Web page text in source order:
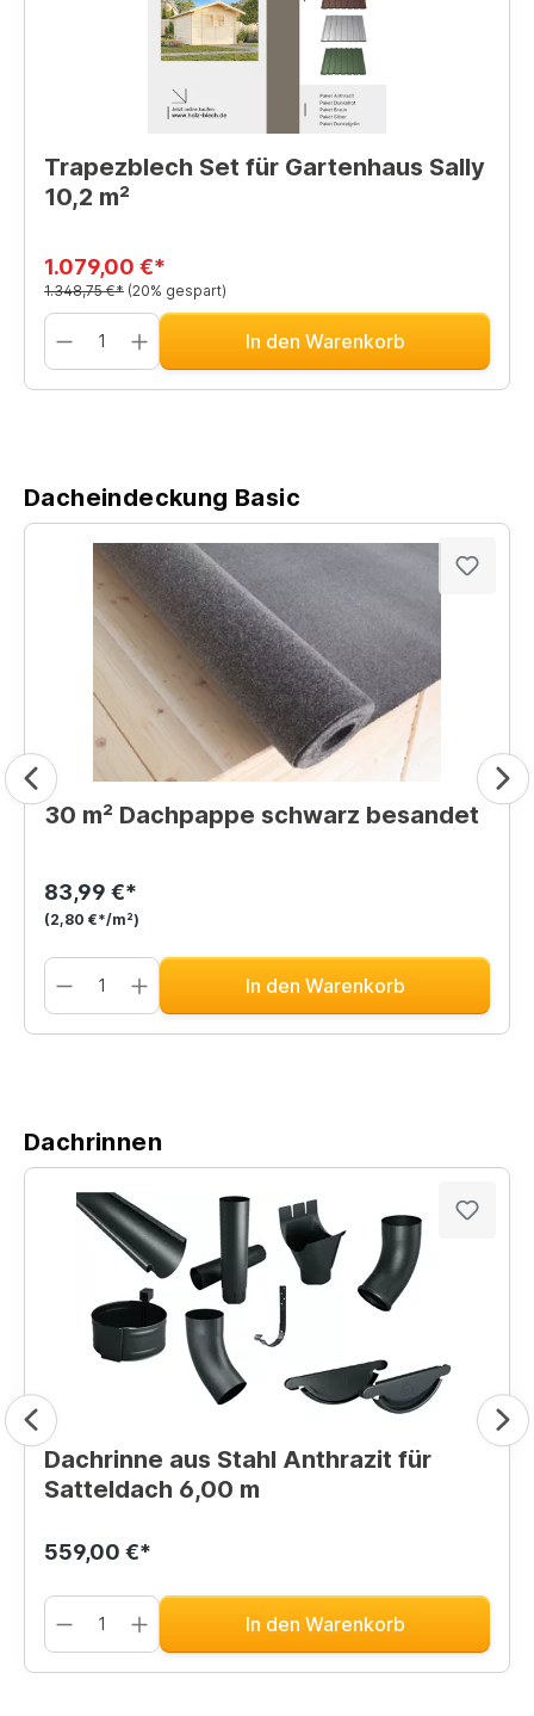
Trapezblech Set für Gartenhaus Sally
10,2 m²
1.079,00 €*
1.348,75 €* (20% gespart)
In den Warenkorb
Dacheindeckung Basic
30 m² Dachpappe schwarz besandet
83,99 €*
(2,80 €*/m²)
In den Warenkorb
Dachrinnen
Dachrinne aus Stahl Anthrazit für
Satteldach 6,00 m
559,00 €*
In den Warenkorb